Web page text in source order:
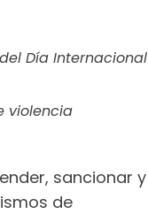
Día Internacional
violencia
sancionar y
de